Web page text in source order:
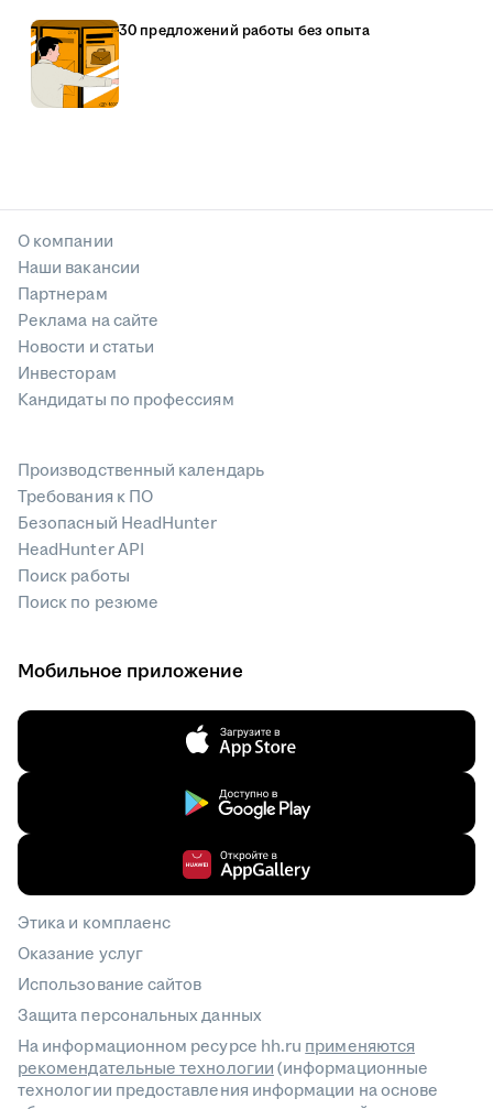
30 предложений работы без опыта
О компании
Наши вакансии
Партнерам
Реклама на сайте
Новости и статьи
Инвесторам
Кандидаты по профессиям
Производственный календарь
Требования к ПО
Безопасный HeadHunter
HeadHunter API
Поиск работы
Поиск по резюме
Мобильное приложение
Этика и комплаенс
Оказание услуг
Использование сайтов
Защита персональных данных
На информационном ресурсе hh.ru применяются
рекомендательные технологии(информационные
технологии предоставления информации на основе